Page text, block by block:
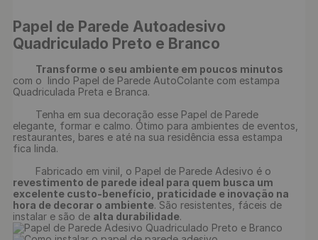
Papel de Parede Autoadesivo
Quadriculado Preto e Branco
Transforme o seu ambiente em poucos minutos
com o  lindo Papel de Parede AutoColante com estampa
Quadriculada Preta e Branca.
elegante, formar e calmo. Ótimo para ambientes de eventos,
restaurantes, bares e até na sua residência essa estampa
fica linda.
	Fabricado em vinil, o Papel de Parede Adesivo é o
revestimento de parede ideal para quem busca um
excelente custo-benefício, praticidade e inovação na
hora de decorar o ambiente. São resistentes, fáceis de
instalar e são de alta durabilidade